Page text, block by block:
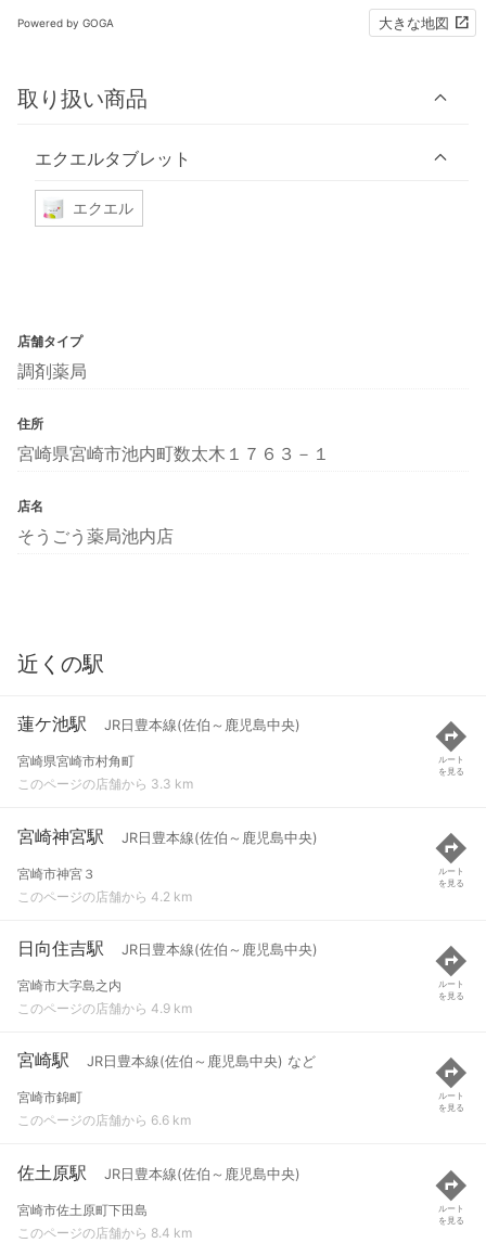
Powered by GOGA 大きな地図
取り扱い商品
エクエルタブレット
エクエル
店舗タイプ
調剤薬局
住所
宮崎県宮崎市池内町数太木１７６３－１
店名
そうごう薬局池内店
近くの駅
蓮ケ池駅 JR日豊本線(佐伯～鹿児島中央)
宮崎県宮崎市村角町
このページの店舗から 3.3 km
ルート
を見る
宮崎神宮駅 JR日豊本線(佐伯～鹿児島中央)
宮崎市神宮３
このページの店舗から 4.2 km
ルート
を見る
日向住吉駅 JR日豊本線(佐伯～鹿児島中央)
宮崎市大字島之内
このページの店舗から 4.9 km
ルート
を見る
宮崎駅 JR日豊本線(佐伯～鹿児島中央) など
宮崎市錦町
このページの店舗から 6.6 km
ルート
を見る
佐土原駅 JR日豊本線(佐伯～鹿児島中央)
宮崎市佐土原町下田島
このページの店舗から 8.4 km
ルート
を見る